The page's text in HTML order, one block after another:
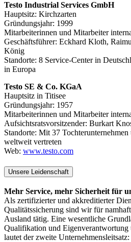
Testo Industrial Services GmbH
Hauptsitz: Kirchzarten
Gründungsjahr: 1999
Mitarbeiterinnen und Mitarbeiter
Geschäftsführer: Eckhard Kloth,
König
Standorte: 8 Service-Center in
in Europa
Testo SE & Co. KGaA
Hauptsitz in Titisee
Gründungsjahr: 1957
Mitarbeiterinnen und Mitarbeiter
Aufsichtsratsvorsitzender: Burkart
Standorte: Mit 37
weltweit vertreten
Web: www.testo.com
Unsere Leidenschaft
Mehr Service, mehr Sicherheit für
Als zertifizierter und akkreditierter
Qualitätssicherung sind wir für
Ausland tätig. Eine wesentliche
Qualifikation und Eigenverantwortung
lautet der zweite Unternehmensleitsatz: